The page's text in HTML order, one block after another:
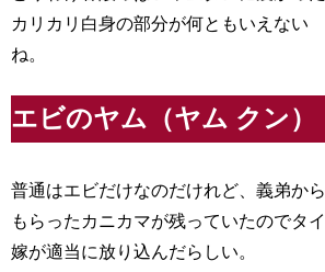
カリカリ白身の部分が何ともいえない
ね。
エビのヤム（ヤム クン）
普通はエビだけなのだけれど、義弟から
もらったカニカマが残っていたのでタイ
嫁が適当に放り込んだらしい。